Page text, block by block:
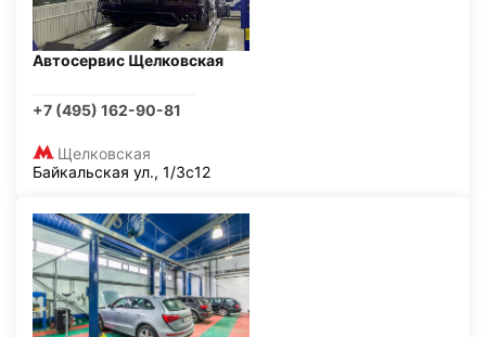
Автосервис Щелковская
+7 (495) 162-90-81
Щелковская
Байкальская ул., 1/3с12